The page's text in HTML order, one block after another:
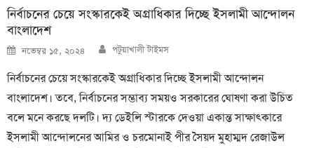
নির্বাচনের চেয়ে সংস্কারকেই অগ্রাধিকার দিচ্ছে ইসলামী আন্দোলন
বাংলাদেশ
Posted
on
নভেম্বর ১৫, ২০২৪ Author
পটুয়াখালী টাইমস
নির্বাচনের চেয়ে সংস্কারকেই অগ্রাধিকার দিচ্ছে ইসলামী আন্দোলন
বাংলাদেশ। তবে, নির্বাচনের সম্ভাব্য সময়ও সরকারের ঘোষণা করা উচিত
বলে মনে করছে দলটি। দ্য ডেইলি স্টারকে দেওয়া একান্ত সাক্ষাৎকারে
ইসলামী আন্দোলনের আমির ও চরমোনাই পীর সৈয়দ মুহাম্মদ রেজাউল